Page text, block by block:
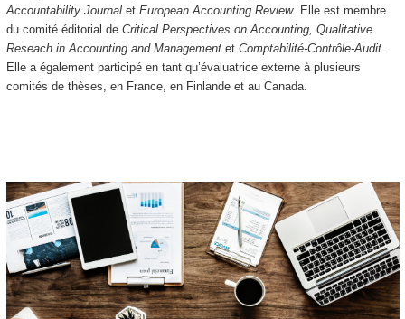
Accountability Journal et European Accounting Review. Elle est membre
du comité éditorial de Critical Perspectives on Accounting, Qualitative
Reseach in Accounting and Managementet Comptabilité-Contrôle-Audit.
Elle a également participé en tant qu’évaluatrice externe à plusieurs
comités de thèses, en France, en Finlande et au Canada.